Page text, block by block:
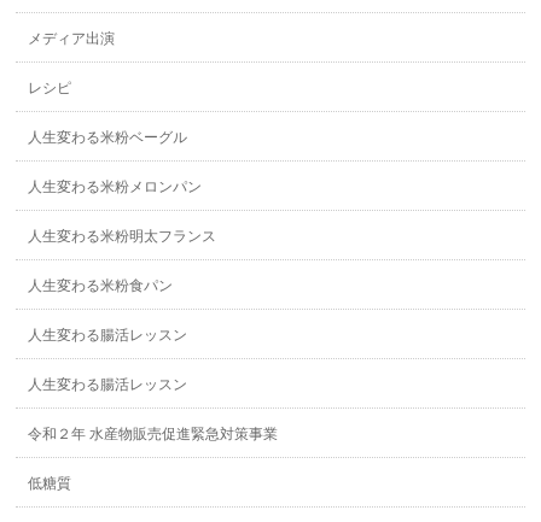
メディア出演
レシピ
人生変わる米粉ベーグル
人生変わる米粉メロンパン
人生変わる米粉明太フランス
人生変わる米粉食パン
人生変わる腸活レッスン
人生変わる腸活レッスン
令和２年 水産物販売促進緊急対策事業
低糖質